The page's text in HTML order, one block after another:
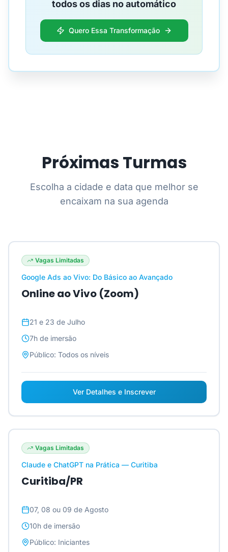
todos os dias no automático
Quero Essa Transformação
Próximas Turmas
Escolha a cidade e data que melhor se
encaixam na sua agenda
Vagas Limitadas
Google Ads ao Vivo: Do Básico ao Avançado
Online ao Vivo (Zoom)
21 e 23 de Julho
7h de imersão
Público: Todos os níveis
Ver Detalhes e Inscrever
Vagas Limitadas
Claude e ChatGPT na Prática — Curitiba
Curitiba/PR
07, 08 ou 09 de Agosto
10h de imersão
Público: Iniciantes